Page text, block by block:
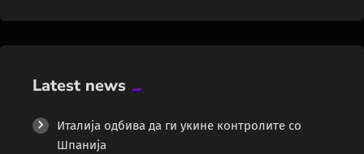
Latest news
Италија одбива да ги укине контролите со
Шпанија